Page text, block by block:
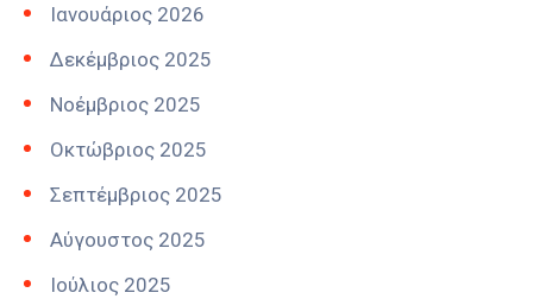
Ιανουάριος 2026
Δεκέμβριος 2025
Νοέμβριος 2025
Οκτώβριος 2025
Σεπτέμβριος 2025
Αύγουστος 2025
Ιούλιος 2025